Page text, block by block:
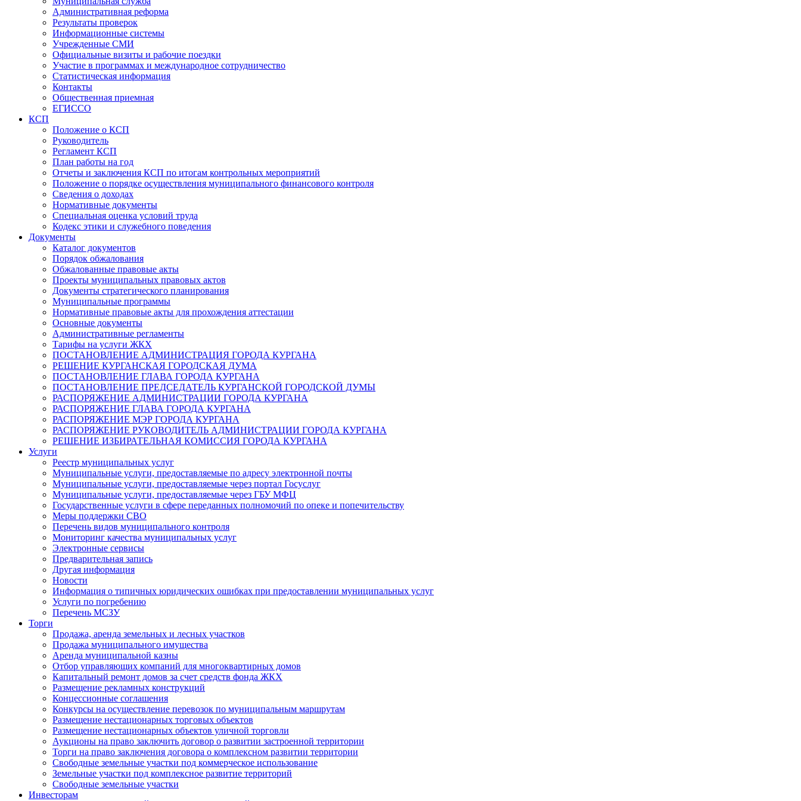
Административная реформа
Результаты проверок
Информационные системы
Учрежденные СМИ
Официальные визиты и рабочие поездки
Участие в программах и международное сотрудничество
Статистическая информация
Контакты
Общественная приемная
ЕГИССО
КСП
Положение о КСП
Руководитель
Регламент КСП
План работы на год
Отчеты и заключения КСП по итогам контрольных мероприятий
Положение о порядке осуществления муниципального финансового контроля
Сведения о доходах
Нормативные документы
Специальная оценка условий труда
Кодекс этики и служебного поведения
Документы
Каталог документов
Порядок обжалования
Обжалованные правовые акты
Проекты муниципальных правовых актов
Документы стратегического планирования
Муниципальные программы
Нормативные правовые акты для прохождения аттестации
Основные документы
Административные регламенты
Тарифы на услуги ЖКХ
ПОСТАНОВЛЕНИЕ АДМИНИСТРАЦИЯ ГОРОДА КУРГАНА
РЕШЕНИЕ КУРГАНСКАЯ ГОРОДСКАЯ ДУМА
ПОСТАНОВЛЕНИЕ ГЛАВА ГОРОДА КУРГАНА
ПОСТАНОВЛЕНИЕ ПРЕДСЕДАТЕЛЬ КУРГАНСКОЙ ГОРОДСКОЙ ДУМЫ
РАСПОРЯЖЕНИЕ АДМИНИСТРАЦИИ ГОРОДА КУРГАНА
РАСПОРЯЖЕНИЕ ГЛАВА ГОРОДА КУРГАНА
РАСПОРЯЖЕНИЕ МЭР ГОРОДА КУРГАНА
РАСПОРЯЖЕНИЕ РУКОВОДИТЕЛЬ АДМИНИСТРАЦИИ ГОРОДА КУРГАНА
РЕШЕНИЕ ИЗБИРАТЕЛЬНАЯ КОМИССИЯ ГОРОДА КУРГАНА
Услуги
Реестр муниципальных услуг
Муниципальные услуги, предоставляемые по адресу электронной почты
Муниципальные услуги, предоставляемые через портал Госуслуг
Муниципальные услуги, предоставляемые через ГБУ МФЦ
Государственные услуги в сфере переданных полномочий по опеке и попечительству
Меры поддержки СВО
Перечень видов муниципального контроля
Мониторинг качества муниципальных услуг
Электронные сервисы
Предварительная запись
Другая информация
Новости
Информация о типичных юридических ошибках при предоставлении муниципальных услуг
Услуги по погребению
Перечень МСЗУ
Торги
Продажа, аренда земельных и лесных участков
Продажа муниципального имущества
Аренда муниципальной казны
Отбор управляющих компаний для многоквартирных домов
Капитальный ремонт домов за счет средств фонда ЖКХ
Размещение рекламных конструкций
Концессионные соглашения
Конкурсы на осуществление перевозок по муниципальным маршрутам
Размещение нестационарных торговых объектов
Размещение нестационарных объектов уличной торговли
Аукционы на право заключить договор о развитии застроенной территории
Торги на право заключения договора о комплексном развитии территории
Свободные земельные участки под коммерческое использование
Земельные участки под комплексное развитие территорий
Свободные земельные участки
Инвесторам